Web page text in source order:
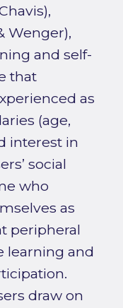
Wenger),
and self-
that
as
(age,
interest in
social
who
as
peripheral
learning and
draw on